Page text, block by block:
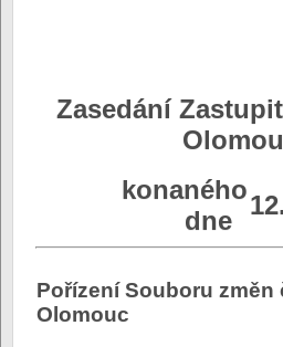
Zasedání
konaného
dne
Pořízení Souboru změn
Olomouc